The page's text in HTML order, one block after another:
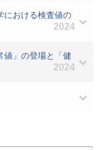
における検査値の
2024
値」の登場と「健
2024